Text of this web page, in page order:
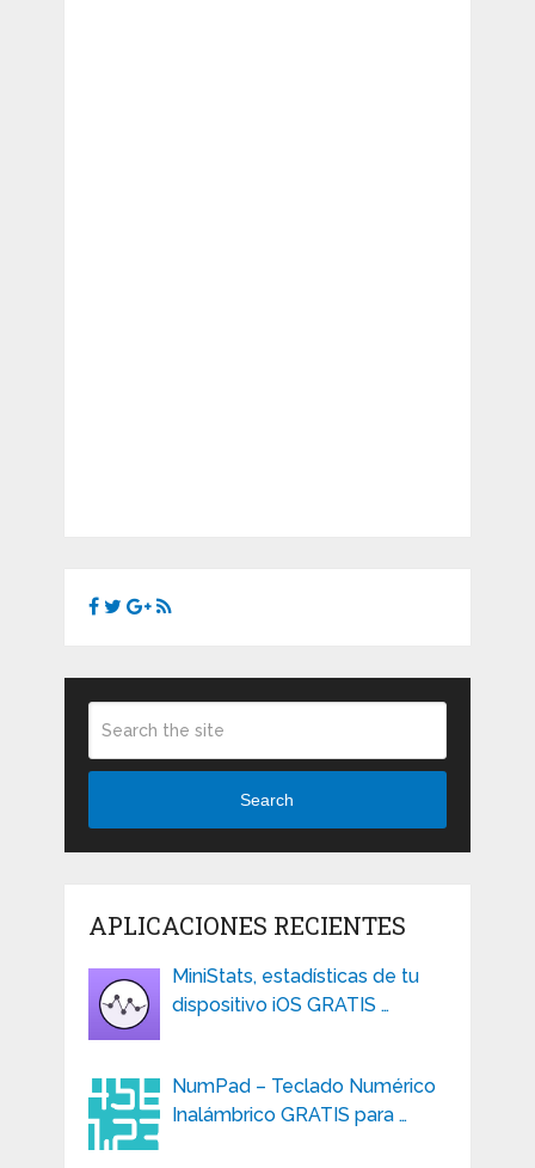
Search
APLICACIONES RECIENTES
MiniStats, estadísticas de tu
dispositivo iOS GRATIS …
NumPad – Teclado Numérico
Inalámbrico GRATIS para …